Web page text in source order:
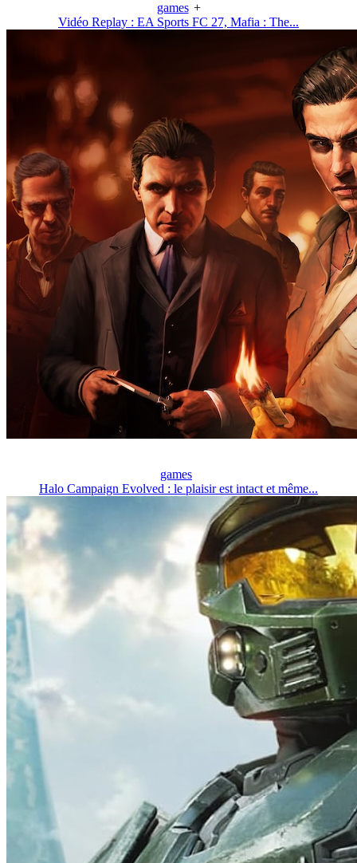
games +
Vidéo Replay : EA Sports FC 27, Mafia : The...
games
Halo Campaign Evolved : le plaisir est intact et même...